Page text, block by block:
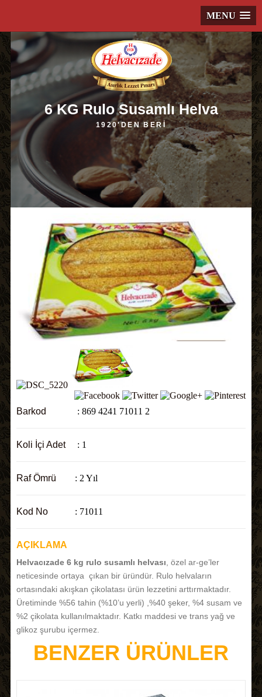
MENU
6 KG Rulo Susamlı Helva
1920'DEN BERİ
Barkod : 869 4241 71011 2
Koli İçi Adet : 1
Raf Ömrü : 2 Yıl
Kod No : 71011
AÇIKLAMA
Helvacızade 6 kg rulo susamlı helvası, özel ar-ge’ler
neticesinde ortaya çıkan bir üründür. Rulo helvaların
ortasındaki akışkan çikolatası ürün lezzetini arttırmaktadır.
Üretiminde %56 tahin (%10’u yerli) ,%40 şeker, %4 susam ve
%2 çikolata kullanılmaktadır. Katkı maddesi ve trans yağ ve
glikoz şurubu içermez.
BENZER ÜRÜNLER